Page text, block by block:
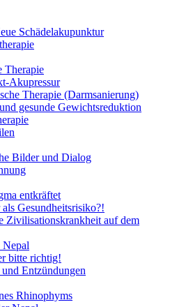
Schädelakupunktur
Therapie
Akupressur
Therapie (Darmsanierung)
gesunde Gewichtsreduktion
Bilder und Dialog
entkräftet
Gesundheitsrisiko?!
Zivilisationskrankheit auf dem
Nepal
bitte richtig!
Entzündungen
Rhinophyms